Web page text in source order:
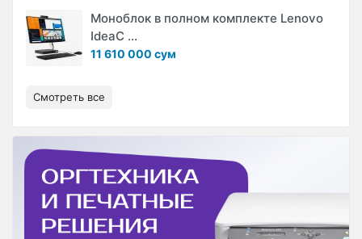
Моноблок в полном комплекте Lenovo
IdeaC ...
11 610 000 сум
Смотреть все